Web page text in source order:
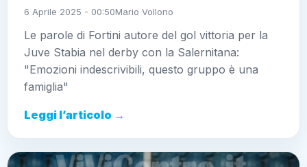
6 Aprile 2025 - 00:50Mario Vollono
Le parole di Fortini autore del gol vittoria per la
Juve Stabia nel derby con la Salernitana:
"Emozioni indescrivibili, questo gruppo è una
famiglia"
Leggi l’articolo →